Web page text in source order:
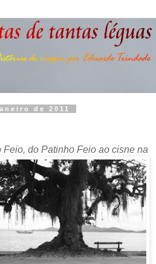
de 2011
Feio, do Patinho Feio ao cisne na